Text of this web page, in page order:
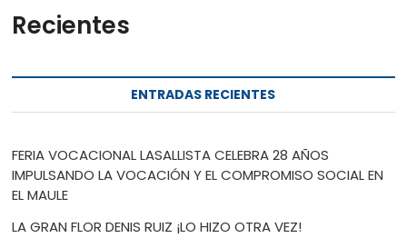
Recientes
ENTRADAS RECIENTES
FERIA VOCACIONAL LASALLISTA CELEBRA 28 AÑOS
IMPULSANDO LA VOCACIÓN Y EL COMPROMISO SOCIAL EN
EL MAULE
LA GRAN FLOR DENIS RUIZ ¡LO HIZO OTRA VEZ!